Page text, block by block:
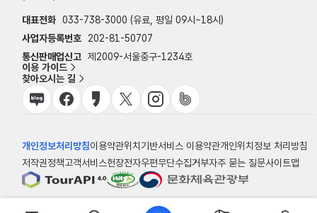
대표전화 033-738-3000 (유료, 평일 09시~18시)
사업자등록번호
202-81-50707
통신판매업신고 제2009-서울중구-1234호
이용 가이드
찾아오시는 길
개인정보처리방침이용약관위치기반서비스 이용약관개인위치정보 처리방침
저작권정책고객서비스헌장전자우편무단수집거부자주 묻는 질문사이트맵
© 한국관광공사